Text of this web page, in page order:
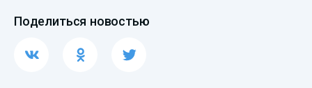
Поделиться новостью